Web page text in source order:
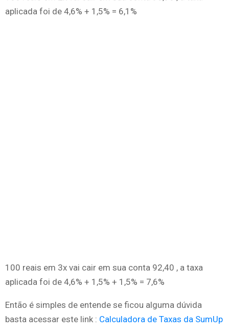
aplicada foi de 4,6% + 1,5% = 6,1%
100 reais em 3x vai cair em sua conta 92,40 , a taxa
aplicada foi de 4,6% + 1,5% + 1,5% = 7,6%
Então é simples de entende se ficou alguma dúvida
basta acessar este link : Calculadora de Taxas da SumUp